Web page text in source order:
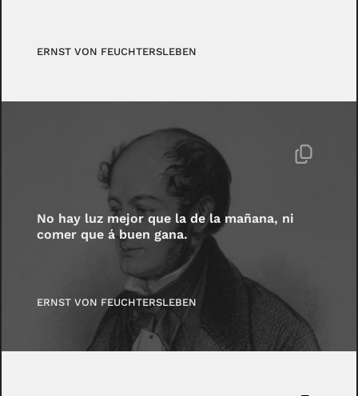
ERNST VON FEUCHTERSLEBEN
No hay luz mejor que la de la mañana, ni
comer que á buen gana.
ERNST VON FEUCHTERSLEBEN